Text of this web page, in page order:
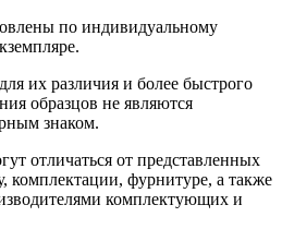
по индивидуальному
их различия и более быстрого
образцов не являются
знаком.
отличаться от представленных
комплектации, фурнитуре, а также
комплектующих и